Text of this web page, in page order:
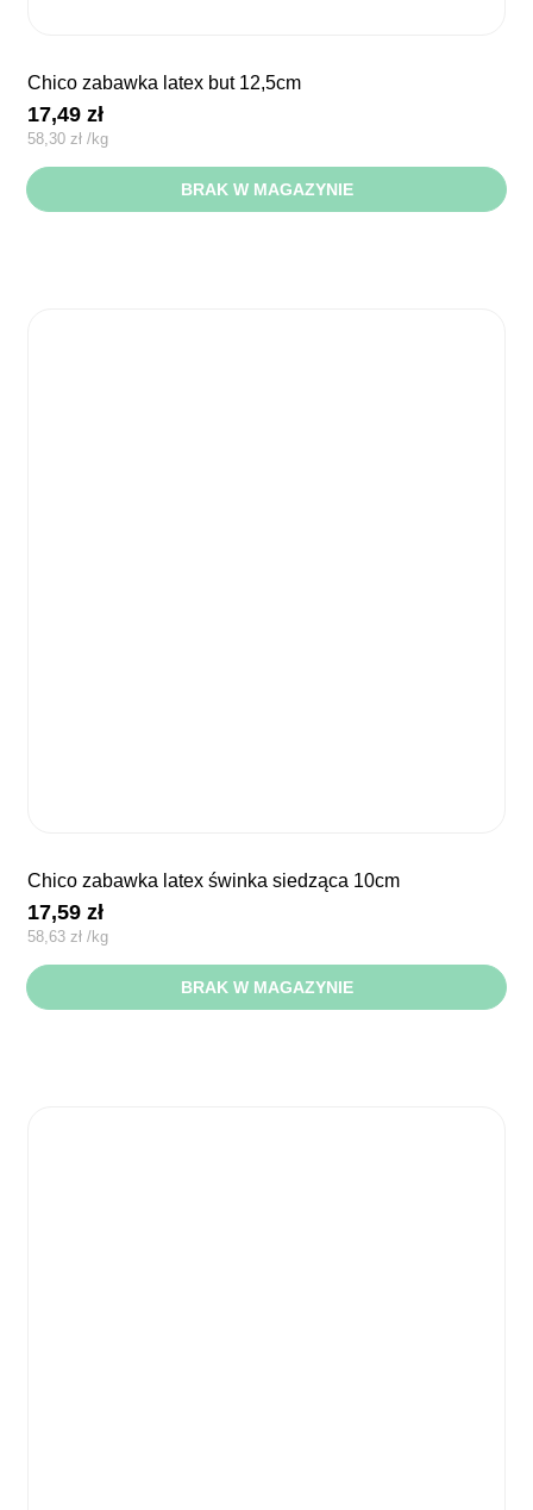
chico zabawka latex but 12,5cm
17,49zł
58,30 zł /kg
BRAK W MAGAZYNIE
chico zabawka latex świnka siedząca 10cm
17,59zł
58,63 zł /kg
BRAK W MAGAZYNIE